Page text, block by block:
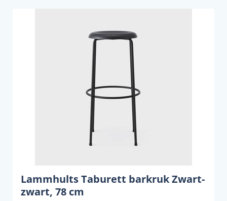
Lammhults Taburett barkruk Zwart-
zwart, 78 cm